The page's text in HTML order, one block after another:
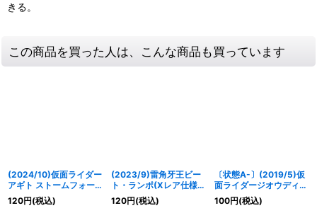
きる。
この商品を買った人は、こんな商品も買っています
(2024/10)仮面ライダー
アギト ストームフォー
ム【C】{CB30-002}
《赤》
120円(税込)
(2023/9)雷角牙王ビー
ト・ランポ(Xレア仕様)
【R】{BS62-033}
《緑》
120円(税込)
〔状態A-〕(2019/5)仮
面ライダージオウディケ
イドアーマービルドフォ
ーム【C】{CB08-008}
100円(税込)